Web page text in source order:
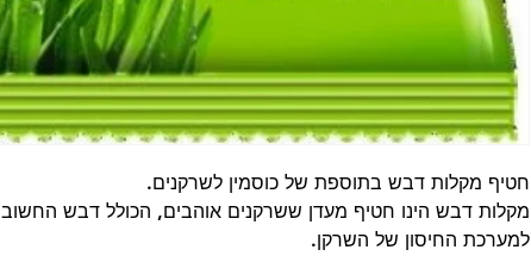
חטיף מקלות דבש בתוספת של כוסמין לשרקנים.
מקלות דבש הינו חטיף מעדן ששרקנים אוהבים, הכולל דבש החשוב
למערכת החיסון של השרקן.